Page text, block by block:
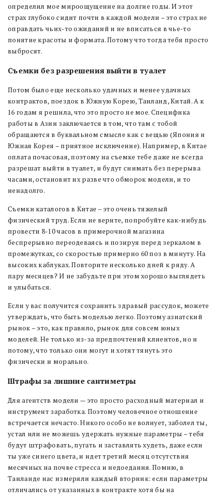
определил мое мироощущение на долгие годы. И этот
страх глубоко сидит почти в каждой модели – это страх не
оправдать чьих-то ожиданий и не вписаться в чье-то
понятие красоты и формата. Потому что тогда тебя просто
выбросят.
Съемки без разрешения выйти в туалет
Потом было еще несколько удачных и менее удачных
контрактов, поездок в Южную Корею, Таиланд, Китай. А к
16 годам я решила, что это просто не мое. Специфика
работы в Азии заключается в том, что там с тобой
обращаются в буквальном смысле как с вещью (Япония и
Южная Корея – приятное исключение). Например, в Китае
оплата почасовая, поэтому на съемке тебе даже не всегда
разрешат выйти в туалет, и будут снимать без перерыва
часами, остановит их разве что обморок модели, и то
ненадолго.
Съемки каталогов в Китае – это очень тяжелый
физический труд. Если не верите, попробуйте как-нибудь
провести 8-10 часов в примерочной магазина
беспрерывно переодеваясь и позируя перед зеркалом в
промежутках, со скоростью примерно 60 поз в минуту. На
высоких каблуках. Повторите несколько дней к ряду. А
пару месяцев? И не забудьте при этом хорошо выглядеть
и улыбаться.
Если у вас получится сохранить здравый рассудок, можете
утверждать, что быть моделью легко. Поэтому азиатский
рынок – это, как правило, рынок для совсем юных
моделей. Не только из-за предпочтений клиентов, но и
потому, что только они могут и хотят тянуть это
физически и морально.
Штрафы за лишние сантиметры
Для агентств модели — это просто расходный материал и
инструмент заработка. Поэтому человечное отношение
встречается нечасто. Никого особо не волнует, заболел ты,
устал или не можешь удержать нужные параметры – тебя
будут штрафовать, пугать и заставлять худеть, даже если
ты уже синего цвета, и идет третий месяц отсутствия
месячных на почве стресса и недоедания. Помню, в
Таиланде нас измеряли каждый вторник: если параметры
отличались от указанных в контракте хотя бы на